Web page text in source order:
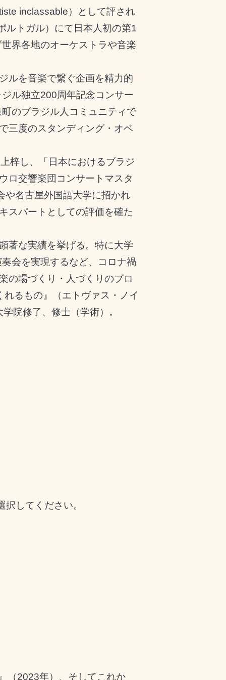
inclassable）として評され
ルトガル）にて日本人初の第1
界各地のオーケストラや音楽
ルを音楽で繋ぐ企画を精力的
ル独立200周年記念コンサー
のブラジル人コミュニティで
三度のスタンディング・オベ
梓し、「日本におけるブラジ
ロ交響楽団コンサートマスタ
や名古屋外国語大学に招かれ
スパートとしての評価を確た
著な実績を挙げる。特に大学
会を実現するなど、コロナ禍
の場づくり・人づくりのプロ
れるもの』（エトヴァス・ノイ
院修了、修士（学術）。
してください。
（2023年）、そしてこれか